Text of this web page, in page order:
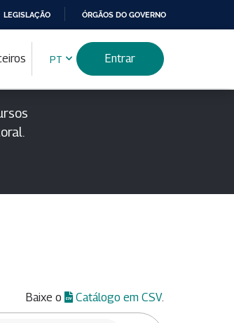
LEGISLAÇÃO ÓRGÃOS DO GOVERNO
PT Entrar
Baixe o Catálogo em CSV.